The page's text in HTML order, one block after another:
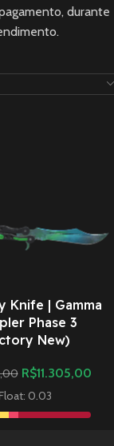
durante
Knife | Gamma
Phase 3
New)
R$11.305,00
0.03